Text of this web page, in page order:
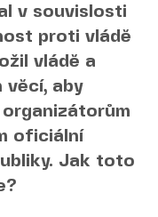
v souvislosti
proti vládě
vládě a
věcí, aby
oficiální
Jak toto